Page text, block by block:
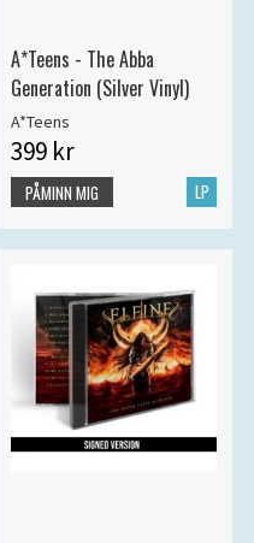
A*Teens - The Abba
Generation (Silver Vinyl)
A*Teens
399 kr
LP
PÅMINN MIG